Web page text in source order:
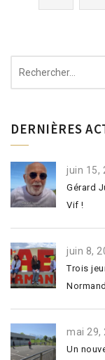
DERNIÈRES
juin 15,
Gérard
Vif !
juin 8,
Trois
mai 29,
Un